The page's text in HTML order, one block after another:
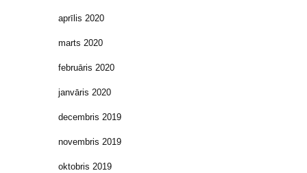
aprīlis 2020
marts 2020
februāris 2020
janvāris 2020
decembris 2019
novembris 2019
oktobris 2019